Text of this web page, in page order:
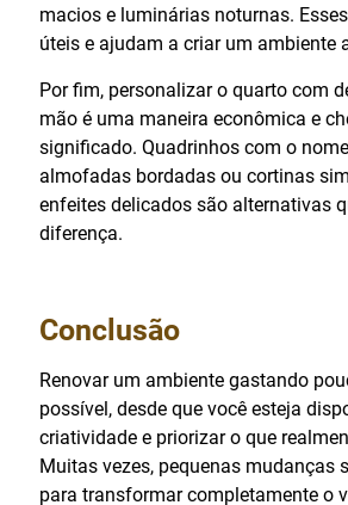
macios e luminárias noturnas.
úteis e ajudam a criar um ambiente
Por fim, personalizar o quarto com
mão é uma maneira econômica e
significado. Quadrinhos com o
almofadas bordadas ou cortinas
enfeites delicados são alternativas
diferença.
Conclusão
Renovar um ambiente gastando
possível, desde que você esteja
criatividade e priorizar o que
Muitas vezes, pequenas mudanças
para transformar completamente o